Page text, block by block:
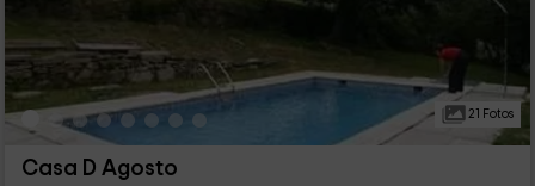
21 Fotos
Casa D Agosto